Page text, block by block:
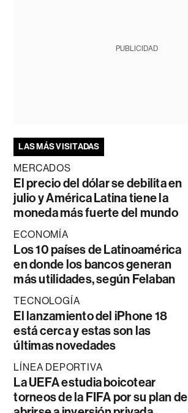
PUBLICIDAD
LAS MÁS VISITADAS
MERCADOS
El precio del dólar se debilita en
julio y América Latina tiene la
moneda más fuerte del mundo
ECONOMÍA
Los 10 países de Latinoamérica
en donde los bancos generan
más utilidades, según Felaban
TECNOLOGÍA
El lanzamiento del iPhone 18
está cerca y estas son las
últimas novedades
LÍNEA DEPORTIVA
La UEFA estudia boicotear
torneos de la FIFA por su plan de